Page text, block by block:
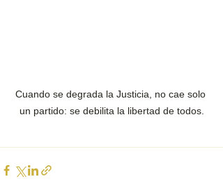
Cuando se degrada la Justicia, no cae solo
un partido: se debilita la libertad de todos.